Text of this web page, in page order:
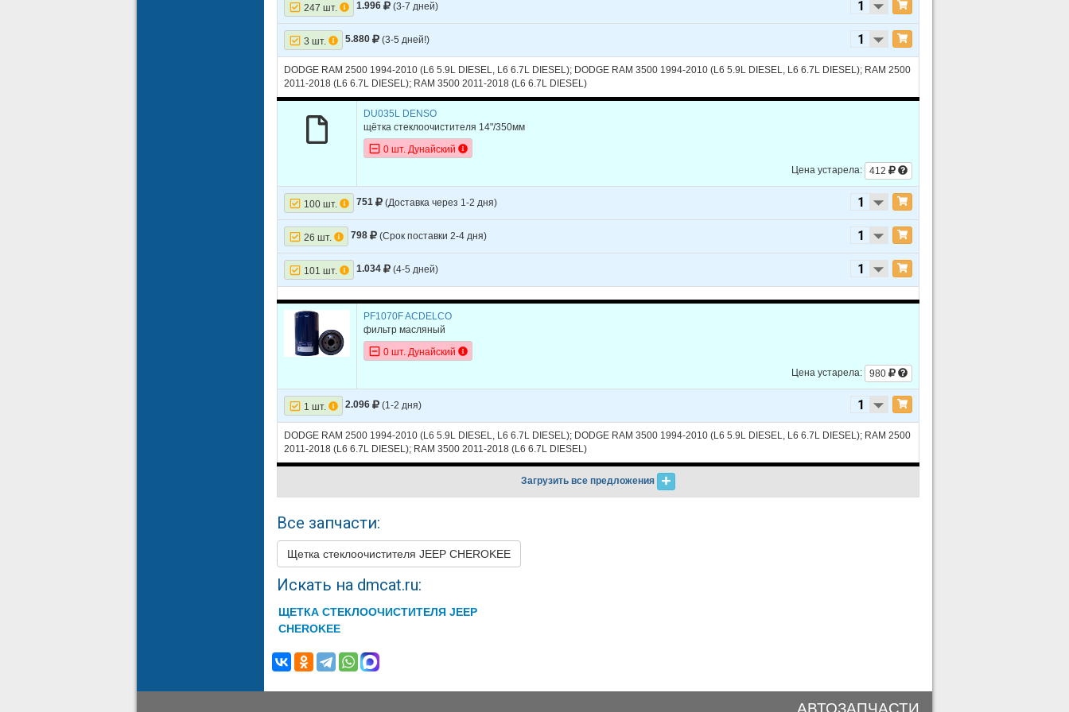
247 шт. 1.996 (3-7 дней)
3 шт. 5.880 (3-5 дней!)
DODGE RAM 2500 1994-2010 (L6 5.9L DIESEL, L6 6.7L DIESEL); DODGE RAM 3500 1994-2010 (L6 5.9L DIESEL, L6 6.7L DIESEL); RAM 2500
2011-2018 (L6 6.7L DIESEL); RAM 3500 2011-2018 (L6 6.7L DIESEL)
DU035L DENSO
щётка стеклоочистителя 14"/350мм
0 шт. Дунайский
Цена устарела:
412
100 шт. 751 (Доставка через 1-2 дня)
26 шт. 798 (Срок поставки 2-4 дня)
101 шт. 1.034 (4-5 дней)
PF1070F ACDELCO
фильтр масляный
0 шт. Дунайский
Цена устарела:
980
1 шт. 2.096 (1-2 дня)
DODGE RAM 2500 1994-2010 (L6 5.9L DIESEL, L6 6.7L DIESEL); DODGE RAM 3500 1994-2010 (L6 5.9L DIESEL, L6 6.7L DIESEL); RAM 2500
2011-2018 (L6 6.7L DIESEL); RAM 3500 2011-2018 (L6 6.7L DIESEL)
Загрузить все предложения
Все запчасти:
Щетка стеклоочистителя JEEP CHEROKEE
Искать на dmcat.ru:
ЩЕТКА СТЕКЛООЧИСТИТЕЛЯ JEEP
CHEROKEE
АВТОЗАПЧАСТИ